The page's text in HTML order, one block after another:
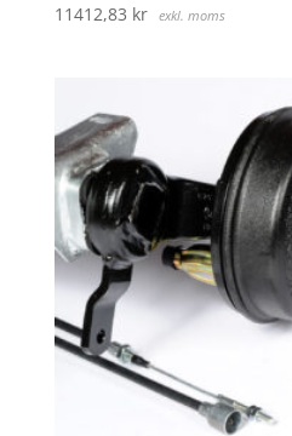
11412,83 kr exkl. moms